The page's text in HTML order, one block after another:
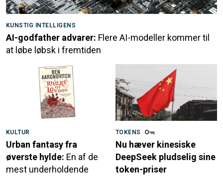
KUNSTIG INTELLIGENS
AI-godfather advarer: Flere AI-modeller kommer til
at løbe løbsk i fremtiden
KULTUR
Urban fantasy fra
øverste hylde: En af de
mest underholdende
TOKENS
Nu hæver kinesiske
DeepSeek pludselig sine
token-priser